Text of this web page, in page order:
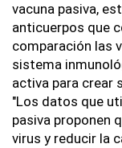
vacuna pasiva,
anticuerpos que
comparación las
sistema
activa para crear
"Los datos que
pasiva proponen
virus y reducir la